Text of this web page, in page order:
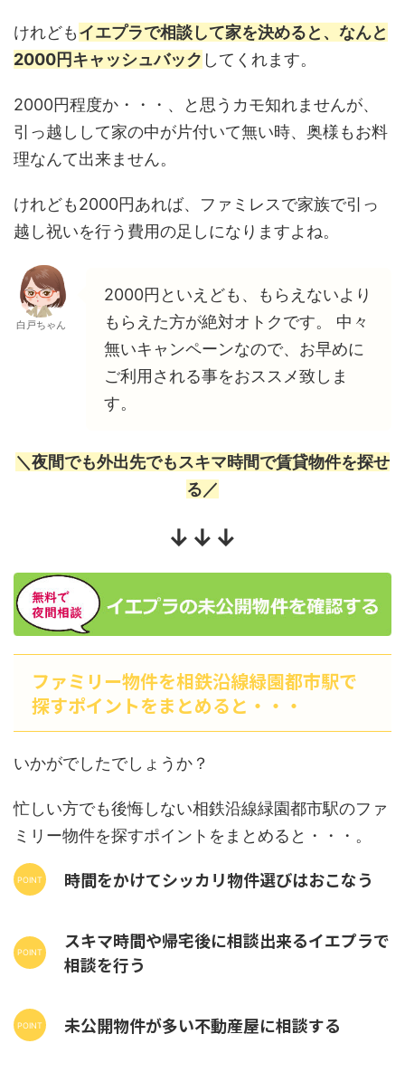
けれどもイエプラで相談して家を決めると、なんと
2000円キャッシュバック してくれます。
2000円程度か・・・、と思うカモ知れませんが、
引っ越しして家の中が片付いて無い時、奥様もお料
理なんて出来ません。
けれども2000円あれば、ファミレスで家族で引っ
越し祝いを行う費用の足しになりますよね。
白戸ちゃん
2000円といえども、もらえないより
もらえた方が絶対オトクです。 中々
無いキャンペーンなので、お早めに
ご利用される事をおススメ致しま
す。
＼夜間でも外出先でもスキマ時間で賃貸物件を探せ
る／
↓↓↓
ファミリー物件を相鉄沿線緑園都市駅で
探すポイントをまとめると・・・
いかがでしたでしょうか？
忙しい方でも後悔しない相鉄沿線緑園都市駅のファ
ミリー物件を探すポイントをまとめると・・・。
時間をかけてシッカリ物件選びはおこなう
スキマ時間や帰宅後に相談出来るイエプラで
相談を行う
未公開物件が多い不動産屋に相談する